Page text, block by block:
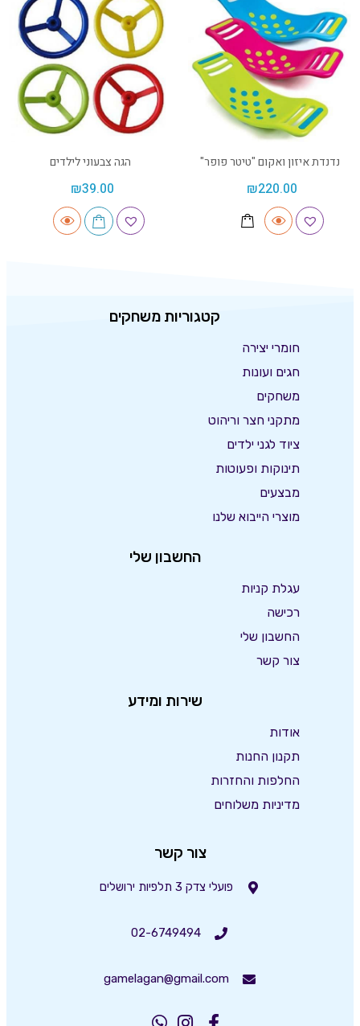
נדנדת איזון ואקום "טיטר פופר"
₪220.00
הגה צבעוני לילדים
₪39.00
קטגוריות משחקים
חומרי יצירה
חגים ועונות
משחקים
מתקני חצר וריהוט
ציוד לגני ילדים
תינוקות ופעוטות
מבצעים
מוצרי הייבוא שלנו
החשבון שלי
עגלת קניות
רכישה
החשבון שלי
צור קשר
שירות ומידע
אודות
תקנון החנות
החלפות והחזרות
מדיניות משלוחים
צור קשר
פועלי צדק 3 תלפיות ירושלים
02-6749494
gamelagan@gmail.com